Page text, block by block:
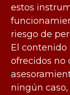
estos
riesgo de
El contenido
ofrecidos no
ningún caso,